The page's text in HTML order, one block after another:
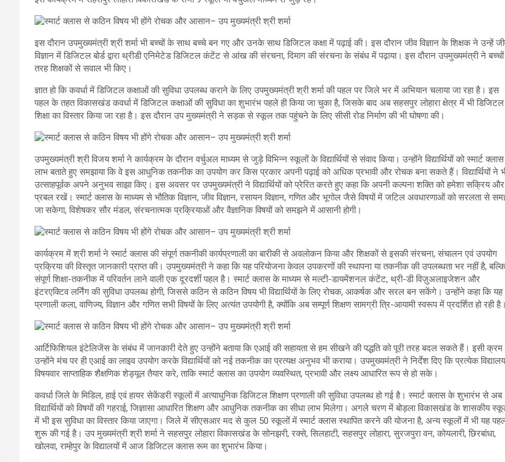
इस दौरान उपमुख्यमंत्री श्री शर्मा भी बच्चों के साथ बच्चे बन गए और उनके साथ डिजिटल कक्षा में पढ़ाई की। इस दौरान जीव विज्ञान के शिक्षक ने उन्हें
विज्ञान में डिजिटल बोर्ड द्वारा थ्रीडी एनिमेटेड डिजिटल कंटेंट से आंख की संरचना, दिमाग की संरचना के संबंध में पढ़ाया। इस दौरान उपमुख्यमंत्री ने
तरह शिक्षकों से सवाल भी किए।
ज्ञात हो कि कवर्धा में डिजिटल कक्षाओं की सुविधा उपलब्ध कराने के लिए उपमुख्यमंत्री श्री शर्मा की पहल पर जिले भर में अभियान चलाया जा रहा है। इस
पहल के तहत विकासखंड कवर्धा में डिजिटल कक्षाओं की सुविधा का शुभारंभ पहले ही किया जा चुका है, जिसके बाद अब सहसपुर लोहारा क्षेत्र में भी डिजिटल
शिक्षा का विस्तार किया जा रहा है। इस दौरान उप मुख्यमंत्री ने सड़क से स्कूल तक पहुंचने के लिए सीसी रोड निर्माण की भी घोषणा की।
उपमुख्यमंत्री श्री विजय शर्मा ने कार्यक्रम के दौरान वर्चुअल माध्यम से जुड़े विभिन्न स्कूलों के विद्यार्थियों से संवाद किया। उन्होंने विद्यार्थियों को स्मार्ट
लाभ बताते हुए समझाया कि वे इस आधुनिक तकनीक का उपयोग कर किस प्रकार अपनी पढ़ाई को अधिक प्रभावी और रोचक बना सकते हैं। विद्यार्थियों ने
उत्साहपूर्वक अपने अनुभव साझा किए। इस अवसर पर उपमुख्यमंत्री ने विद्यार्थियों को प्रेरित करते हुए कहा कि अपनी कल्पना शक्ति को हमेशा सक्रिय और
प्रबल रखें। स्मार्ट क्लास के माध्यम से भौतिक विज्ञान, जीव विज्ञान, रसायन विज्ञान, गणित और भूगोल जैसे विषयों में जटिल अवधारणाओं को सरलता से
जा सकेगा, विशेषकर सौर मंडल, संरचनात्मक प्रक्रियाओं और वैज्ञानिक विषयों को समझने में आसानी होगी।
कार्यक्रम में श्री शर्मा ने स्मार्ट क्लास की संपूर्ण तकनीकी कार्यप्रणाली का बारीकी से अवलोकन किया और शिक्षकों से इसकी संरचना, संचालन एवं उपयोग
प्रक्रिया की विस्तृत जानकारी प्राप्त की। उपमुख्यमंत्री ने कहा कि यह परियोजना केवल उपकरणों की स्थापना या तकनीक की उपलब्धता भर नहीं है, बल्कि
संपूर्ण शिक्षा-तकनीक में परिवर्तन लाने वाली एक दूरदर्शी पहल है। स्मार्ट क्लास के माध्यम से मल्टी-डायमेंशनल कंटेंट, थ्री-डी विज़ुअलाइजेशन और
इंटरएक्टिव लर्निंग की सुविधा उपलब्ध होगी, जिससे कठिन से कठिन विषय भी विद्यार्थियों के लिए रोचक, आकर्षक और सरल बन सकेंगे। उन्होंने कहा कि यह
प्रणाली कला, वाणिज्य, विज्ञान और गणित सभी विषयों के लिए अत्यंत उपयोगी है, क्योंकि अब सम्पूर्ण शिक्षण सामग्री त्रि-आयामी स्वरूप में प्रदर्शित हो रही है।
आर्टिफिशियल इंटेलिजेंस के संबंध में जानकारी देते हुए उन्होंने बताया कि एआई की सहायता से हम सीखने की पद्धति को पूरी तरह बदल सकते हैं। इसी क्रम
उन्होंने मंच पर ही एआई का लाइव उपयोग करके विद्यार्थियों को नई तकनीक का प्रत्यक्ष अनुभव भी कराया। उपमुख्यमंत्री ने निर्देश दिए कि प्रत्येक विद्यालय
विषयवार साप्ताहिक शैक्षणिक शेड्यूल तैयार करे, ताकि स्मार्ट क्लास का उपयोग व्यवस्थित, प्रभावी और लक्ष्य आधारित रूप से हो सके।
कवर्धा जिले के मिडिल, हाई एवं हायर सेकेंडरी स्कूलों में अत्याधुनिक डिजिटल शिक्षण प्रणाली की सुविधा उपलब्ध हो गई है। स्मार्ट क्लास के शुभारंभ से अब
विद्यार्थियों को विषयों की गहराई, जिज्ञासा आधारित शिक्षण और आधुनिक तकनीक का सीधा लाभ मिलेगा। अगले चरण में बोड़ला विकासखंड के शासकीय
में भी इस सुविधा का विस्तार किया जाएगा। जिले में सीएसआर मद से कुल 50 स्कूलों में स्मार्ट क्लास स्थापित करने की योजना है, अन्य स्कूलों में भी यह
शुरू की गई है। उप मुख्यमंत्री श्री शर्मा ने सहसपुर लोहारा विकासखंड के सोनझरी, रक्से, सिलहाटी, सहसपुर लोहारा, सुरजपुरा वन, कोयलारी, छिरबांधा,
खोलवा, राम्हेपुर के विद्यालयों में आज डिजिटल क्लास रूम का शुभारंभ किया।